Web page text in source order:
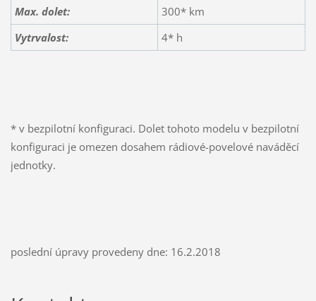
Max. dolet:
300* km
Vytrvalost:
4* h
* v bezpilotní konfiguraci. Dolet tohoto modelu v bezpilotní
konfiguraci je omezen dosahem rádiové-povelové naváděcí
jednotky.
poslední úpravy provedeny dne: 16.2.2018